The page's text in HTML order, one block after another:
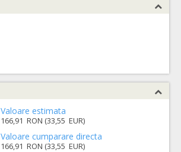
Valoare estimata
166,91 RON (33,55 EUR)
Valoare cumparare directa
166,91 RON (33,55 EUR)